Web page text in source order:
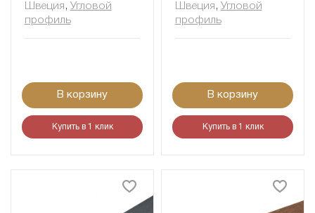
Швеция , Угловой
профиль
В корзину
Купить в 1 клик
Швеция , Угловой
профиль
В корзину
Купить в 1 клик